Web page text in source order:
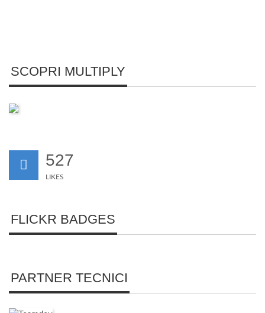
SCOPRI MULTIPLY
527
LIKES
FLICKR BADGES
PARTNER TECNICI